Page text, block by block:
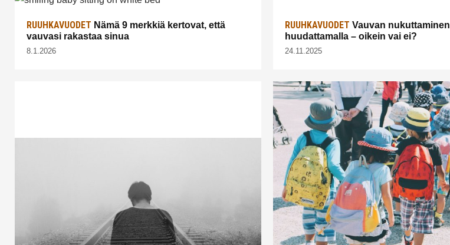
RUUHKAVUODET Nämä 9 merkkiä kertovat, että
vauvasi rakastaa sinua
8.1.2026
RUUHKAVUODET Vauvan nukuttaminen
huudattamalla – oikein vai ei?
24.11.2025